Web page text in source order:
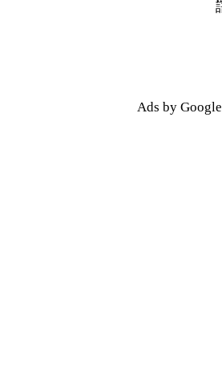
漢字検索
Ads by Google
漢字検索